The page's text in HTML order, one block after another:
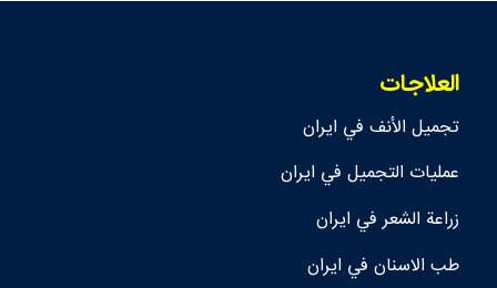
العلاجات
تجمیل الأنف في ايران
عمليات التجميل في ايران
زراعة الشعر في ايران
طب الاسنان في ايران